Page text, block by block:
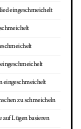
eingeschmeichelt
eingeschmeichelt
zu schmeicheln
Lügen basieren